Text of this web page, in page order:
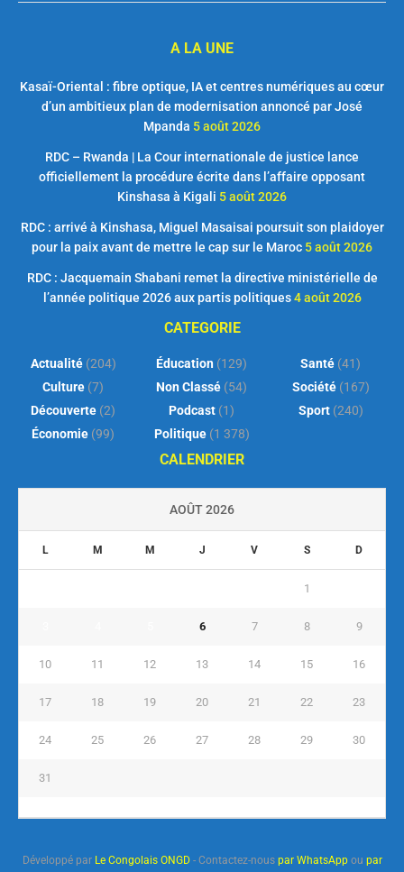
A LA UNE
Kasaï-Oriental : fibre optique, IA et centres numériques au cœur
d’un ambitieux plan de modernisation annoncé par José
Mpanda 5 août 2026
RDC – Rwanda | La Cour internationale de justice lance
officiellement la procédure écrite dans l’affaire opposant
Kinshasa à Kigali 5 août 2026
RDC : arrivé à Kinshasa, Miguel Masaisai poursuit son plaidoyer
pour la paix avant de mettre le cap sur le Maroc 5 août 2026
RDC : Jacquemain Shabani remet la directive ministérielle de
l’année politique 2026 aux partis politiques 4 août 2026
CATEGORIE
Actualité(204)
Culture (7)
Découverte (2)
Économie (99)
Éducation (129)
Non Classé (54)
Podcast (1)
Politique(1 378)
Santé (41)
Société(167)
Sport(240)
CALENDRIER
AOÛT 2026
L M M J V S D
1
6 7 8 9
10 11 12 13 14 15 16
17 18 19 20 21 22 23
24 25 26 27 28 29 30
31
Développé par Le Congolais ONGD- Contactez-nous par WhatsAppou par